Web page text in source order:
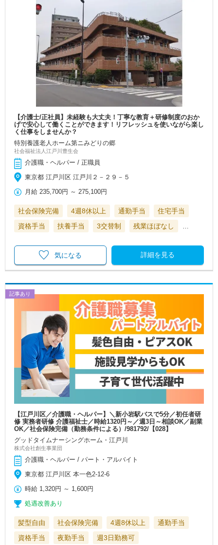
【介護士/正社員】未経験も大丈夫！丁寧な教育＋研修制度のおか
げで安心して働くことができます！リフレッシュを使いながら楽し
く仕事をしませんか？
特別養護老人ホーム第ニみどりの郷
社会福祉法人江戸川豊生会
介護職・ヘルパー / 正職員
東京都 江戸川区 江戸川２－２９－５
月給 235,700円 ～275,100円
社会保険完備 4週8休以上 通勤手当
住宅手当
資格手当
扶養手当 3交替制 残業ほぼなし …
詳細を見る
気になる
記事あり
【江戸川区／介護職・ヘルパー】＼新小岩駅バスで5分／初任者研
修 実務者研修 介護福祉士／時給1320円～／週3日～相談OK／副業
OK／社会保険完備（勤務条件による）/981792/【028】
グッドタイムナーシングホーム・江戸川
株式会社創生事業団
介護職・ヘルパー / パート・アルバイト
東京都 江戸川区 本一色2-12-6
時給 1,320円 ～ 1,600円
処遇改善あり
髪型自由 社会保険完備 4週8休以上
通勤手当
資格手当
夜勤手当 週3日勤務可